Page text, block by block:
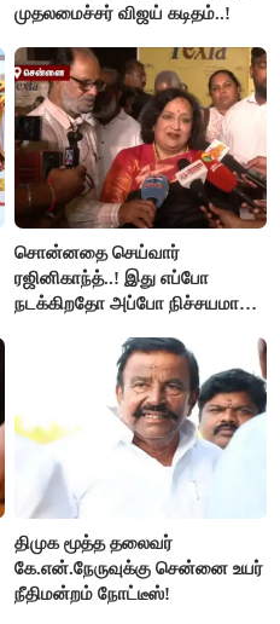
முதலமைச்சர் விஜய் கடிதம்..!
சொன்னதை செய்வார்
ரஜினிகாந்த்..! இது எப்போ
நடக்கிறதோ அப்போ நிச்சயமாக
ரஜினிகாந்த்..!
திமுக மூத்த தலைவர்
கே.என்.நேருவுக்கு சென்னை உயர்
நீதிமன்றம் நோட்டீஸ்!